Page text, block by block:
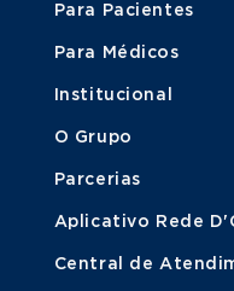
Para Pacientes
Para Médicos
Institucional
O Grupo
Parcerias
Aplicativo Rede
Central de